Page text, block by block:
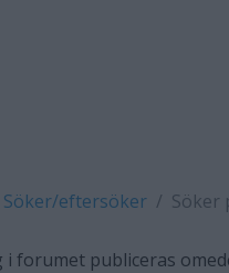
Söker/eftersöker Söker
i forumet publiceras